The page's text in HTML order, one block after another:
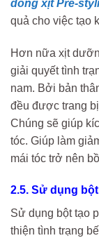
dòng xịt Pre-
quả cho việc tạo
Hơn nữa xịt
giải quyết tình
nam. Bởi bản
đều được trang
Chúng sẽ giúp
tóc. Giúp làm
mái tóc trở nên
2.5. Sử dụng
Sử dụng bột tạo
thiện tình trạng